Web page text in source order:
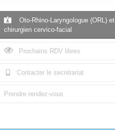
Oto-Rhino-Laryngologue (ORL) et
chirurgien cervico-facial
Prochains RDV libres
Contacter le secrétariat
Prendre rendez-vous